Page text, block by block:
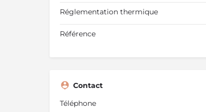
Réglementation thermique
Référence
Contact
Téléphone